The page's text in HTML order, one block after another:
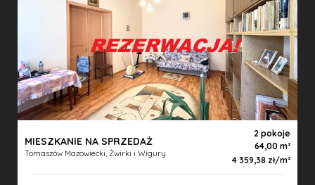
MIESZKANIE NA SPRZEDAŻ
Tomaszów Mazowiecki, Żwirki i Wigury
2 pokoje
64,00 m
4 359,38 zł/m